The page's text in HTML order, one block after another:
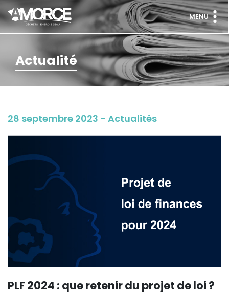
MENU
Actualité
28 septembre 2023 - Actualités
PLF 2024 : que retenir du projet de loi ?